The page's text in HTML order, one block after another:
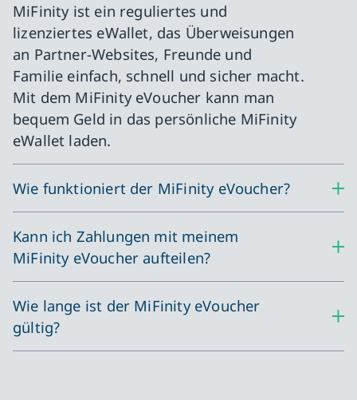
MiFinity ist ein reguliertes und
lizenziertes eWallet, das Überweisungen
an Partner-Websites, Freunde und
Familie einfach, schnell und sicher macht.
Mit dem MiFinity eVoucher kann man
bequem Geld in das persönliche MiFinity
eWallet laden.
Wie funktioniert der MiFinity eVoucher?
Kann ich Zahlungen mit meinem
MiFinity eVoucher aufteilen?
Wie lange ist der MiFinity eVoucher
gültig?